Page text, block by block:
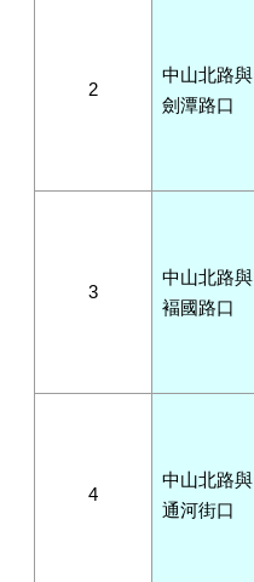
2
中山北路與
劍潭路口
3
中山北路與
褔國路口
4
中山北路與
通河街口